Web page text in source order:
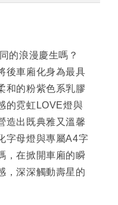
的浪漫慶生嗎？
後車廂化身為最具
和的粉紫色系乳膠
的霓虹LOVE燈與
造出既典雅又溫馨
字母燈與專屬A4字
，在掀開車廂的瞬
，深深觸動壽星的